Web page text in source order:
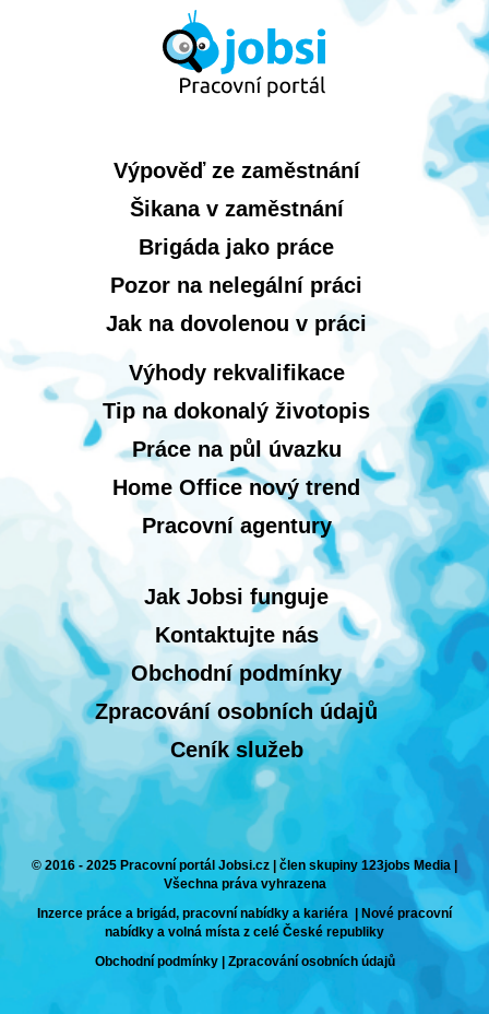
Výpověď ze zaměstnání
Šikana v zaměstnání
Brigáda jako práce
Pozor na nelegální práci
Jak na dovolenou v práci
Výhody rekvalifikace
Tip na dokonalý životopis
Práce na půl úvazku
Home Office nový trend
Pracovní agentury
Jak Jobsi funguje
Kontaktujte nás
Obchodní podmínky
Zpracování osobních údajů
Ceník služeb
© 2016 - 2025 Pracovní portál Jobsi.cz | člen skupiny 123jobs Media |
Všechna práva vyhrazena
Inzerce práce a brigád, pracovní nabídky a kariéra | Nové pracovní
nabídky a volná místa z celé České republiky
Obchodní podmínky| Zpracování osobních údajů